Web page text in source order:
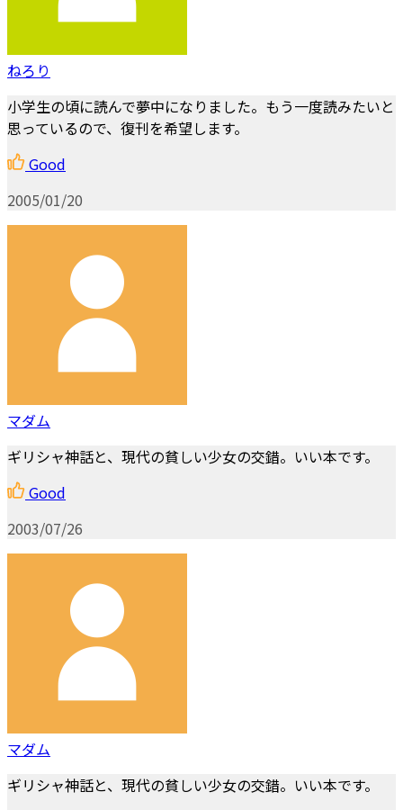
ねろり
小学生の頃に読んで夢中になりました。もう一度読みたいと
思っているので、復刊を希望します。
Good
2005/01/20
マダム
ギリシャ神話と、現代の貧しい少女の交錯。いい本です。
Good
2003/07/26
マダム
ギリシャ神話と、現代の貧しい少女の交錯。いい本です。